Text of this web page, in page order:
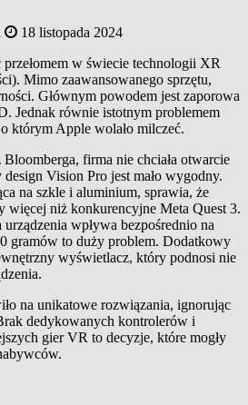
18 listopada 2024
w świecie technologii XR
Mimo zaawansowanego sprzętu,
Głównym powodem jest zaporowa
Jednak równie istotnym problemem
którym Apple wolało milczeć.
firma nie chciała otwarcie
Vision Pro jest mało wygodny.
na szkle i aluminium, sprawia, że
więcej niż konkurencyjne Meta Quest 3.
wpływa bezpośrednio na
gramów to duży problem. Dodatkowy
wyświetlacz, który podnosi nie
na unikatowe rozwiązania, ignorując
dedykowanych kontrolerów i
gier VR to decyzje, które mogły